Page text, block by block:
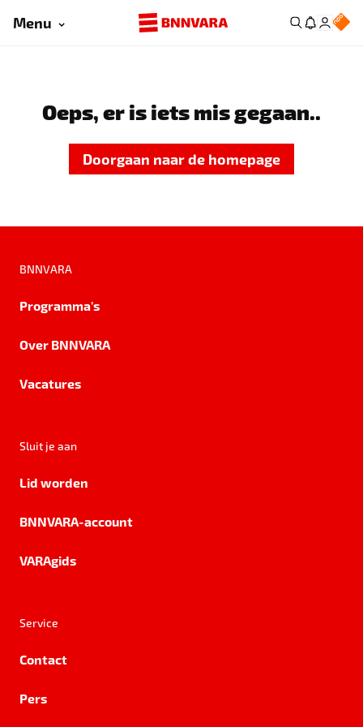
Menu
Oeps, er is iets mis gegaan..
Doorgaan naar de homepage
BNNVARA
Programma's
Over BNNVARA
Vacatures
Sluit je aan
Lid worden
BNNVARA-account
VARAgids
Service
Contact
Pers